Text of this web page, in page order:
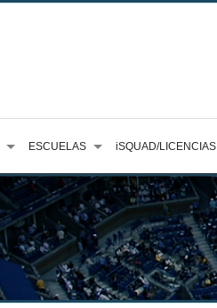
ESCUELAS iSQUAD/LICENCIAS